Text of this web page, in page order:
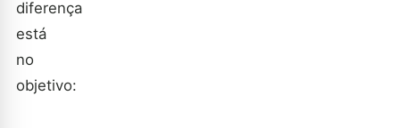
diferença
está
no
objetivo: